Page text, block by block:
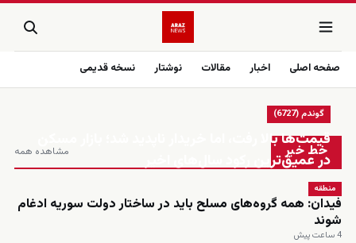
صفحه اصلی اخبار مقالات نوشتار نسخه قدیمی
زنده
خط خبر مشاهده همه
گوندم (6727)
قیمت‌ها بالا رفت، اما خریدار ناپدید شد؛ بازار مسکن
در عمیق‌ترین رکود سال‌های اخیر
منطقه
فیدان: همه گروه‌های مسلح باید در ساختار دولت سوریه ادغام
شوند
4 ساعت پیش